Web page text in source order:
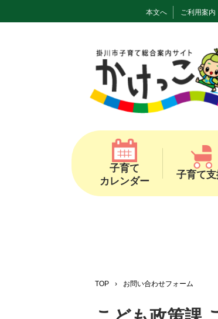
本文へ ご利用案内
子育て
カレンダー
子育て
TOP › お問い合わせフォーム